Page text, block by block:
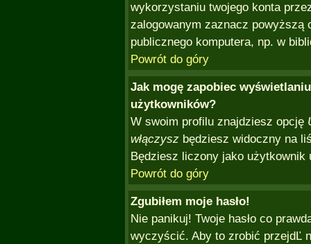
wykorzystaniu twojego konta
zalogowanym zaznacz
publicznego komputera, np. w
Powrót do góry
Jak mogę zapobiec
użytkowników?
W swoim profilu znajdziesz opcję
włączysz będziesz widoczny na
Będziesz liczony jako użytkownik
Powrót do góry
Zgubiłem moje hasło!
Nie panikuj! Twoje hasło co
wyczyścić. Aby to zrobić przejdĽ